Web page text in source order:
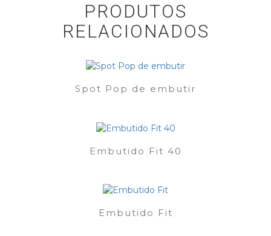
PRODUTOS
RELACIONADOS
Spot Pop de embutir
Embutido Fit 40
Embutido Fit